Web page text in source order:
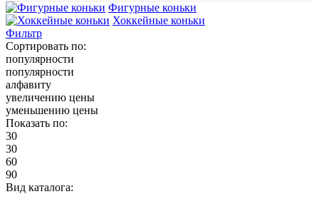
Фигурные коньки
Хоккейные коньки
Фильтр
Сортировать по:
популярности
популярности
алфавиту
увеличению цены
уменьшению цены
Показать по:
30
30
60
90
Вид каталога: